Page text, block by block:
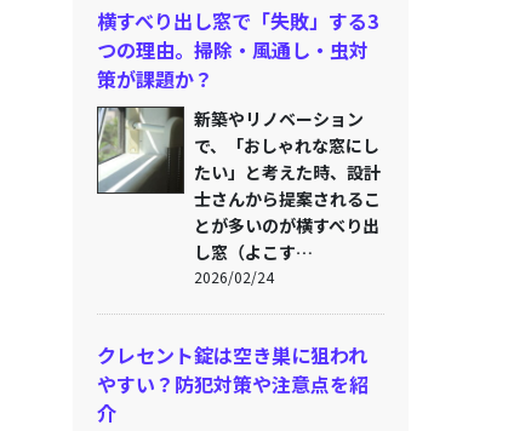
横すべり出し窓で「失敗」する3
つの理由。掃除・風通し・虫対
策が課題か？
新築やリノベーション
で、「おしゃれな窓にし
たい」と考えた時、設計
士さんから提案されるこ
とが多いのが横すべり出
し窓（よこす…
2026/02/24
クレセント錠は空き巣に狙われ
やすい？防犯対策や注意点を紹
介